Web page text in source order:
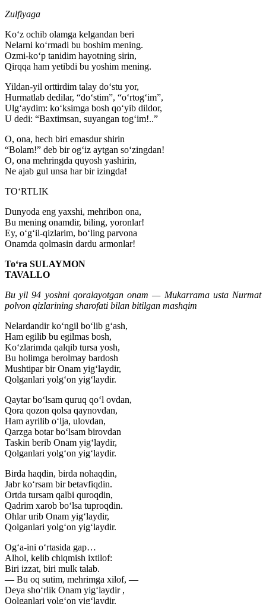
Zulfiyaga
Ko‘z ochib olamga kelgandan beri
Nelarni ko‘rmadi bu boshim mening.
Ozmi-ko‘p tanidim hayotning sirin,
Qirqqa ham yetibdi bu yoshim mening.
Yildan-yil orttirdim talay do‘stu yor,
Hurmatlab dedilar, “do‘stim”, “o‘rtog‘im”,
Ulg‘aydim: ko‘ksimga bosh qo‘yib dildor,
U dedi: “Baxtimsan, suyangan tog‘im!..”
O, ona, hech biri emasdur shirin
“Bolam!” deb bir og‘iz aytgan so‘zingdan!
O, ona mehringda quyosh yashirin,
Ne ajab gul unsa har bir izingda!
TO‘RTLIK
Dunyoda eng yaxshi, mehribon ona,
Bu mening onamdir, biling, yoronlar!
Ey, o‘g‘il-qizlarim, bo‘ling parvona
Onamda qolmasin dardu armonlar!
To‘ra SULAYMON
TAVALLO
Bu yil 94 yoshni qoralayotgan onam — Mukarrama usta Nurmat
polvon qizlarining sharofati bilan bitilgan mashqim
Nelardandir ko‘ngil bo‘lib g‘ash,
Ham egilib bu egilmas bosh,
Ko‘zlarimda qalqib tursa yosh,
Bu holimga berolmay bardosh
Mushtipar bir Onam yig‘laydir,
Qolganlari yolg‘on yig‘laydir.
Qaytar bo‘lsam quruq qo‘l ovdan,
Qora qozon qolsa qaynovdan,
Ham ayrilib o‘lja, ulovdan,
Qarzga botar bo‘lsam birovdan
Taskin berib Onam yig‘laydir,
Qolganlari yolg‘on yig‘laydir.
Birda haqdin, birda nohaqdin,
Jabr ko‘rsam bir betavfiqdin.
Ortda tursam qalbi quroqdin,
Qadrim xarob bo‘lsa tuproqdin.
Ohlar urib Onam yig‘laydir,
Qolganlari yolg‘on yig‘laydir.
Og‘a-ini o‘rtasida gap…
Alhol, kelib chiqmish ixtilof:
Biri izzat, biri mulk talab.
— Bu oq sutim, mehrimga xilof, —
Deya sho‘rlik Onam yig‘laydir ,
Qolganlari yolg‘on yig‘laydir.